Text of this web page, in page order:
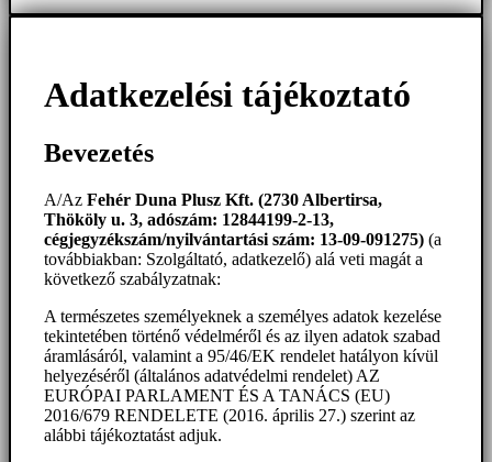
Adatkezelési tájékoztató
Bevezetés
A/Az Fehér Duna Plusz Kft. (2730 Albertirsa,
Thököly u. 3, adószám: 12844199-2-13,
cégjegyzékszám/nyilvántartási szám: 13-09-091275) (a
továbbiakban: Szolgáltató, adatkezelő) alá veti magát a
következő szabályzatnak:
A természetes személyeknek a személyes adatok kezelése
tekintetében történő védelméről és az ilyen adatok szabad
áramlásáról, valamint a 95/46/EK rendelet hatályon kívül
helyezéséről (általános adatvédelmi rendelet) AZ
EURÓPAI PARLAMENT ÉS A TANÁCS (EU)
2016/679 RENDELETE (2016. április 27.) szerint az
alábbi tájékoztatást adjuk.